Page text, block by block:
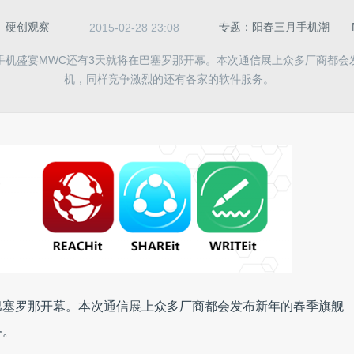
硬创观察 2015-02-28 23:08 专题：阳春三月手机潮
机盛宴MWC还有3天就将在巴塞罗那开幕。本次通信展上众多厂商都会
机，同样竞争激烈的还有各家的软件服务。
罗那开幕。本次通信展上众多厂商都会发布新年的春季旗舰